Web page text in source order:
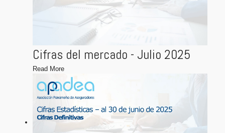
Cifras del mercado - Julio 2025
Read More